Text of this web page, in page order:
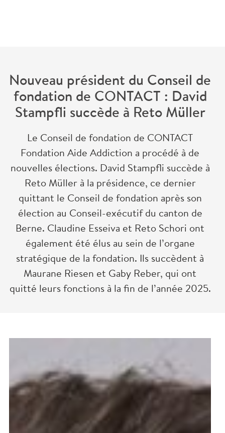
Nouveau président du Conseil de
fondation de CONTACT : David
Stampfli succède à Reto Müller
Le Conseil de fondation de CONTACT
Fondation Aide Addiction a procédé à de
nouvelles élections. David Stampfli succède à
Reto Müller à la présidence, ce dernier
quittant le Conseil de fondation après son
élection au Conseil-exécutif du canton de
Berne. Claudine Esseiva et Reto Schori ont
également été élus au sein de l’organe
stratégique de la fondation. Ils succèdent à
Maurane Riesen et Gaby Reber, qui ont
quitté leurs fonctions à la fin de l’année 2025.